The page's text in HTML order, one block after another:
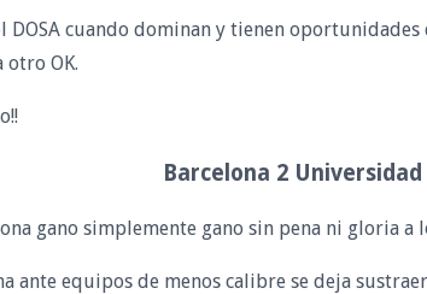
DOSA cuando dominan y tienen
OK.
Barcelona 2
gano simplemente gano sin pena ni gloria a
ante equipos de menos calibre se deja